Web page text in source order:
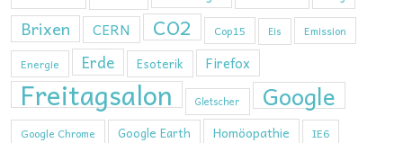
Brixen CERN CO2 Cop15 Eis
Emission
Energie
Erde Esoterik Firefox
Freitagsalon Gletscher Google
Google Chrome Google Earth Homöopathie IE6